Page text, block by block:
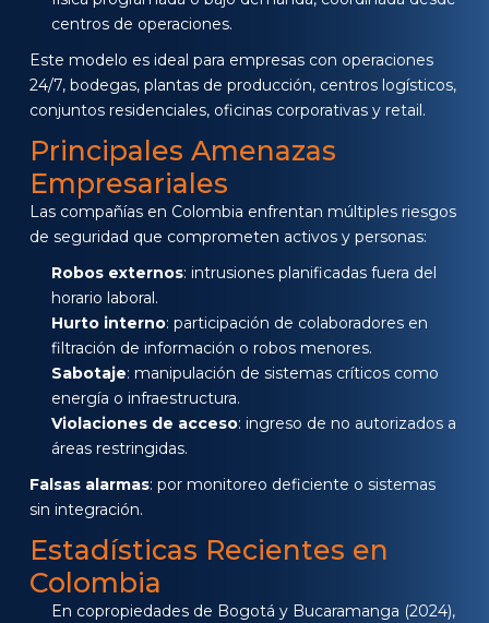
centros de operaciones.
Este modelo es ideal para empresas con operaciones
24/7, bodegas, plantas de producción, centros logísticos,
conjuntos residenciales, oficinas corporativas y retail.
Principales Amenazas
Empresariales
Las compañías en Colombia enfrentan múltiples riesgos
de seguridad que comprometen activos y personas:
Robos externos: intrusiones planificadas fuera del
horario laboral.
Hurto interno: participación de colaboradores en
filtración de información o robos menores.
Sabotaje: manipulación de sistemas críticos como
energía o infraestructura.
Violaciones de acceso: ingreso de no autorizados a
áreas restringidas.
Falsas alarmas: por monitoreo deficiente o sistemas
sin integración.
Estadísticas Recientes en
Colombia
En copropiedades de Bogotá y Bucaramanga (2024),